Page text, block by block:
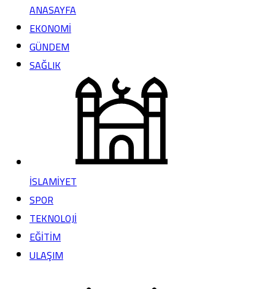
ANASAYFA
EKONOMİ
GÜNDEM
SAĞLIK
İSLAMİYET
SPOR
TEKNOLOJİ
EĞİTİM
ULAŞIM